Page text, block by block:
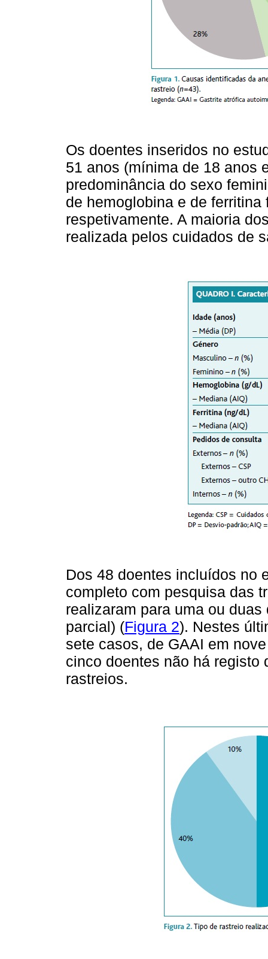
Os doentes inseridos no
51 anos (mínima de 18 anos
predominância do sexo
de hemoglobina e de
respetivamente. A maioria
realizada pelos cuidados de
Dos 48 doentes incluídos no
completo com pesquisa das
realizaram para uma ou
parcial) (Figura 2). Nestes
sete casos, de GAAI em
cinco doentes não há registo
rastreios.